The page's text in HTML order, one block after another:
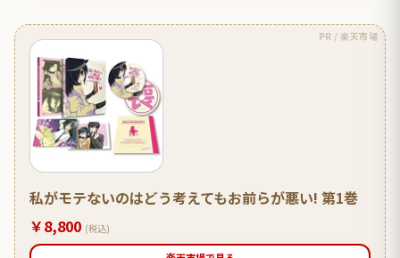
PR / 楽天市場
私がモテないのはどう考えてもお前らが悪い! 第1巻
￥8,800 (税込)